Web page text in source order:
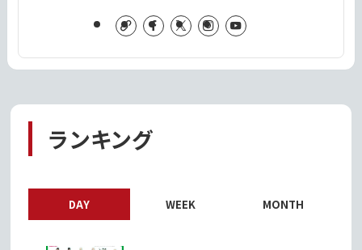
ランキング
DAY WEEK MONTH